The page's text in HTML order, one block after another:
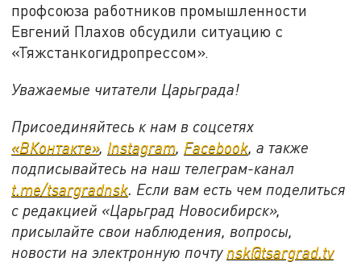
профсоюза работников промышленности
Евгений Плахов обсудили ситуацию с
«Тяжстанкогидропрессом».
Уважаемые читатели Царьграда!
Присоединяйтесь к нам в соцсетях
«ВКонтакте», Instagram Facebook , а также
подписывайтесь на наш телеграм-канал
t.me/tsargradnsk . Если вам есть чем поделиться
с редакцией «Царьград Новосибирск»,
присылайте свои наблюдения, вопросы,
новости на электронную почту nsk@tsargrad.tv